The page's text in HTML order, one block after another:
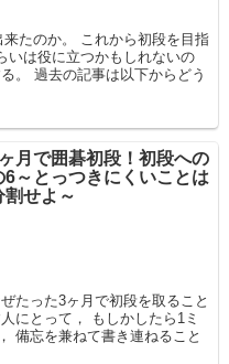
たのか。 これから初段を目指
いは役に立つかもしれないの
。 過去の記事は以下からどう
月で囲碁初段！初段への
6～とっつきにくいことは
割せよ～
たった3ヶ月で初段を取ること
にとって， もしかしたら1ミ
備忘を兼ねて書き連ねること